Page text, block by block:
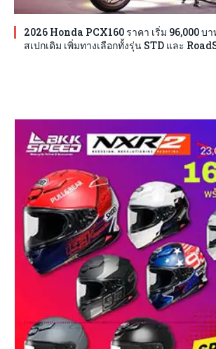
2026 Honda PCX160 ราคา เริ่ม 96,000 บ
สเปกเดิม เพิ่มทางเลือกทั้งรุ่น STD และ